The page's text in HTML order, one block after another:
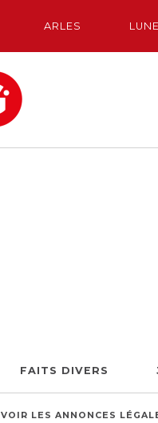
ARLES
FAITS DIVERS
VOIR LES ANNONCES